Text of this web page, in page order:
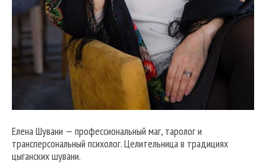
Елена Шувани — профессиональный маг, таролог и
трансперсональный психолог. Целительница в традициях
цыганских шувани.